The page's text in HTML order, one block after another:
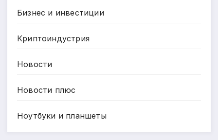
Бизнес и инвестиции
Криптоиндустрия
Новости
Новости плюс
Ноутбуки и планшеты